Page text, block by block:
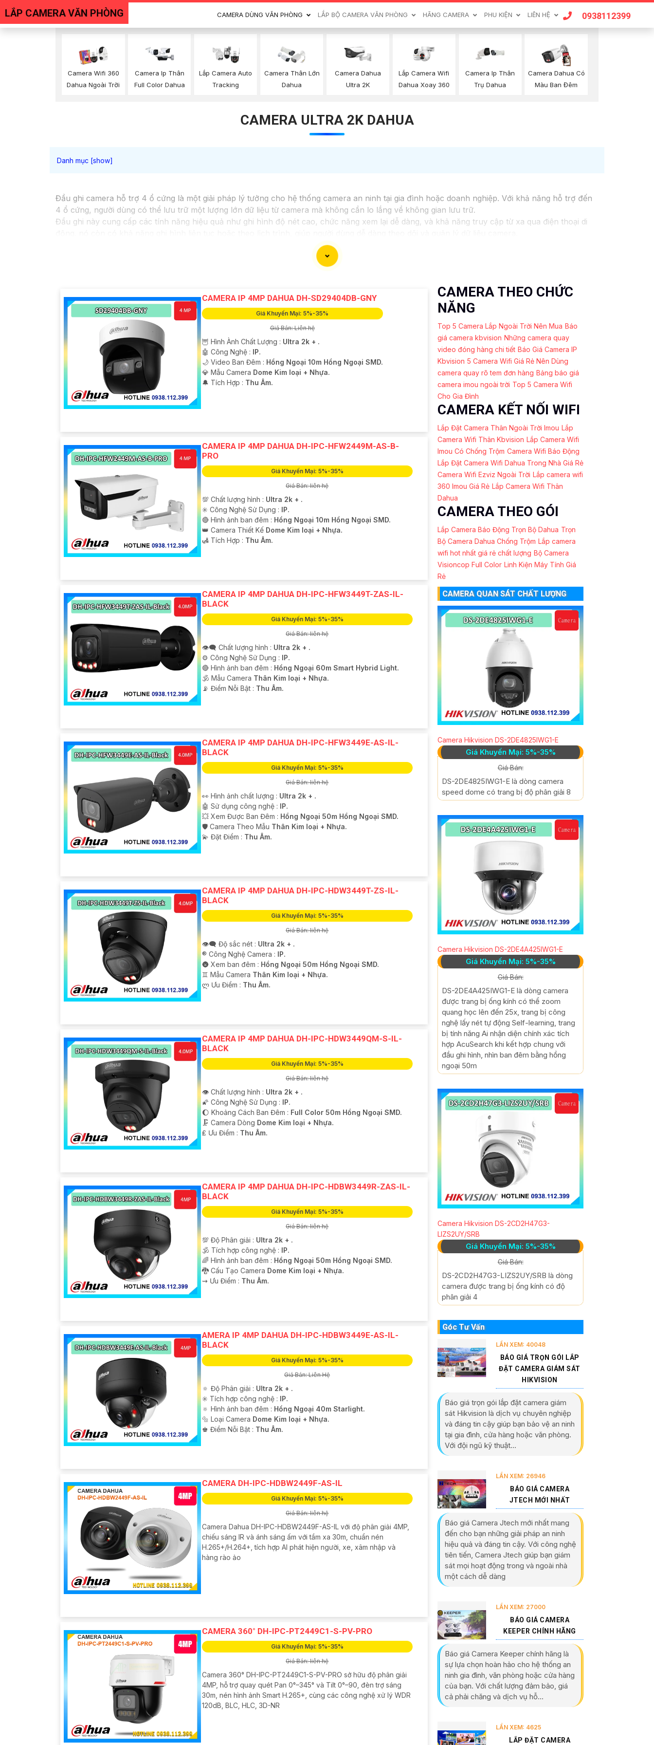
LẮP CAMERA VĂN PHÒNG CAMERA DÙNG VĂN PHÒNG LẮP BỘ CAMERA VĂN PHÒNG HÃNG CAMERA PHU KIỆN LIÊN HỆ 0938112399
Camera Wifi 360
Dahua Ngoài Trời
Camera Ip Thân
Full Color Dahua
Lắp Camera Auto
Tracking
Camera Thân Lớn
Dahua
Camera Dahua
Ultra 2K
Lắp Camera Wifi
Dahua Xoay 360
Camera Ip Thân
Trụ Dahua
Camera Dahua Có
Màu Ban Đêm
CAMERA ULTRA 2K DAHUA
Đầu ghi camera hỗ trợ 4 ổ cứng là một giải pháp lý tưởng cho hệ thống camera an ninh tại gia đình hoặc doanh nghiệp. Với khả năng hỗ trợ đến
4 ổ cứng, người dùng có thể lưu trữ một lượng lớn dữ liệu từ camera mà không cần lo lắng về không gian lưu trữ.
Đầu ghi này cung cấp các tính năng hiệu quả như ghi hình độ nét cao, chức năng xem lại dễ dàng, và khả năng truy cập từ xa qua điện thoại di
Với đầu ghi camera hỗ trợ 4 ổ cứng, bạn có thể yên tâm về việc bảo vệ tài sản và an ninh trong mọi tình huống, đồng thời tiết kiệm thời gian và
CAMERA IP 4MP DAHUA DH-SD29404DB-GNY
Giá Khuyến Mại: 5%-35%
Giá Bán: Liên hệ
🦉 Hình Ành Chất Lượng : Ultra 2k + .
🤖️ Công Nghệ : IP.
🌙 Video Ban Đêm : Hồng Ngoại 10m Hồng Ngoại SMD.
💎 Mẫu Camera Dome Kim loại + Nhựa.
️🔔 Tích Hợp : Thu Âm.
CAMERA IP 4MP DAHUA DH-IPC-HFW2449M-AS-B-
PRO
Giá Khuyến Mại: 5%-35%
Giá Bán: liên hệ
💯 Chất lượng hình : Ultra 2k + .
✳️ Công Nghệ Sử Dụng : IP.
🔴 Hình ảnh ban đêm : Hồng Ngoại 10m Hồng Ngoại SMD.
👑 Camera Thiết Kế Dome Kim loại + Nhựa.
️🛃 Tích Hợp : Thu Âm.
CAMERA IP 4MP DAHUA DH-IPC-HFW3449T-ZAS-IL-
BLACK
Giá Khuyến Mại: 5%-35%
Giá Bán: liên hệ
👁️‍🗨 Chất lượng hình : Ultra 2k + .
⚙ Công Nghệ Sử Dụng : IP.
🔴 Hình ảnh ban đêm : Hồng Ngoại 60m Smart Hybrid Light.
🕉️ Mẫu Camera Thân Kim loại + Nhựa.
️📡 Điểm Nỗi Bật : Thu Âm.
CAMERA IP 4MP DAHUA DH-IPC-HFW3449E-AS-IL-
BLACK
Giá Khuyến Mại: 5%-35%
Giá Bán: liên hệ
️
👀 Hình ảnh chất lượng : Ultra 2k + .
🤖️ Sử dụng công nghệ : IP.
💥 Xem Được Ban Đêm : Hồng Ngoại 50m Hồng Ngoại SMD.
🛡 Camera Theo Mẫu Thân Kim loại + Nhựa.
️💫 Đặt Điểm : Thu Âm.
CAMERA IP 4MP DAHUA DH-IPC-HDW3449T-ZS-IL-
BLACK
Giá Khuyến Mại: 5%-35%
Giá Bán: liên hệ
👁️‍🗨 Độ sắc nét : Ultra 2k + .
®️ Công Nghệ Camera : IP.
🌚 Xem ban đêm : Hồng Ngoại 50m Hồng Ngoại SMD.
♊ Mẫu Camera Thân Kim loại + Nhựa.
️ლ Ưu Điểm : Thu Âm.
CAMERA IP 4MP DAHUA DH-IPC-HDW3449QM-S-IL-
BLACK
Giá Khuyến Mại: 5%-35%
Giá Bán: liên hệ
👁 Chất lượng hình : Ultra 2k + .
🌠 Công Nghệ Sử Dụng : IP.
🌔 Khoảng Cách Ban Đêm : Full Color 50m Hồng Ngoại SMD.
🗜️ Camera Dòng Dome Kim loại + Nhựa.
️₤ Ưu Điểm : Thu Âm.
CAMERA IP 4MP DAHUA DH-IPC-HDBW3449R-ZAS-IL-
BLACK
Giá Khuyến Mại: 5%-35%
Giá Bán: liên hệ
💯 Độ Phân giải : Ultra 2k + .
🕉️ Tích hợp công nghệ : IP.
🌈 Hình ảnh ban đêm : Hồng Ngoại 50m Hồng Ngoại SMD.
🐉️ Cấu Tạo Camera Dome Kim loại + Nhựa.
️⇝ Ưu Điểm : Thu Âm.
AMERA IP 4MP DAHUA DH-IPC-HDBW3449E-AS-IL-
BLACK
Giá Khuyến Mại: 5%-35%
Giá Bán: Liên Hệ
🔅 Độ Phân giải : Ultra 2k + .
✳️ Tích hợp công nghệ : IP.
🔅 Hình ảnh ban đêm : Hồng Ngoại 40m Starlight.
🔩 Loại Camera Dome Kim loại + Nhựa.
️♚ Điểm Nỗi Bật : Thu Âm.
CAMERA DH-IPC-HDBW2449F-AS-IL
Giá Khuyến Mại: 5%-35%
Giá Bán: liên hệ
Camera Dahua DH-IPC-HDBW2449F-AS-IL với độ phân giải 4MP,
chiếu sáng IR và ánh sáng ấm với tầm xa 30m, chuẩn nén
H.265+/H.264+, tích hợp AI phát hiện người, xe, xâm nhập và
hàng rào ảo
CAMERA 360° DH-IPC-PT2449C1-S-PV-PRO
Giá Khuyến Mại: 5%-35%
Giá Bán: liên hệ
Camera 360° DH-IPC-PT2449C1-S-PV-PRO sở hữu độ phân giải
4MP, hỗ trợ quay quét Pan 0°–345° và Tilt 0°–90, đèn trợ sáng
30m, nén hình ảnh Smart H.265+, cùng các công nghệ xử lý WDR
120dB, BLC, HLC, 3D-NR
CAMERA THEO CHỨC
NĂNG
Top 5 Camera Lắp Ngoài Trời Nên Mua Báo
giá camera kbvision Những camera quay
video đóng hàng chi tiết Báo Giá Camera IP
Kbvision 5 Camera Wifi Giá Rẻ Nên Dùng
camera quay rõ tem đơn hàng Bảng báo giá
camera imou ngoài trời Top 5 Camera Wifi
Cho Gia Đình
CAMERA KẾT NỐI WIFI
Lắp Đặt Camera Thân Ngoài Trời Imou Lắp
Camera Wifi Thân Kbvision Lắp Camera Wifi
Imou Có Chống Trộm Camera Wifi Báo Động
Lắp Đặt Camera Wifi Dahua Trong Nhà Giá Rẻ
Camera Wifi Ezviz Ngoài Trời Lắp camera wifi
360 Imou Giá Rẻ Lắp Camera Wifi Thân
Dahua
CAMERA THEO GÓI
Lắp Camera Báo Động Trọn Bộ Dahua Trọn
Bộ Camera Dahua Chống Trộm Lắp camera
wifi hot nhất giá rẻ chất lượng Bộ Camera
Visioncop Full Color Linh Kiện Máy Tính Giá
Rẻ
CAMERA QUAN SÁT CHẤT LƯỢNG
Camera Hikvision DS-2DE4825IWG1-E
Giá Khuyến Mại: 5%-35%
Giá Bán:
DS-2DE4825IWG1-E là dòng camera
speed dome có trang bị độ phân giải 8
Camera Hikvision DS-2DE4A425IWG1-E
Giá Khuyến Mại: 5%-35%
Giá Bán:
DS-2DE4A425IWG1-E là dòng camera
được trang bị ống kính có thể zoom
quang học lên đến 25x, trang bị công
nghệ lấy nét tự động Self-learning, trang
bị tính năng Ai nhận diện chính xác tích
hợp AcuSearch khi kết hợp chung với
đầu ghi hình, nhìn ban đêm bằng hồng
ngoại 50m
Camera Hikvision DS-2CD2H47G3-
LIZS2UY/SRB
Giá Khuyến Mại: 5%-35%
Giá Bán:
DS-2CD2H47G3-LIZS2UY/SRB là dòng
camera được trang bị ống kính có độ
phân giải 4
Góc Tư Vấn
LẦN XEM: 40048
BÁO GIÁ TRỌN GÓI LẮP
ĐẶT CAMERA GIÁM SÁT
HIKVISION
Báo giá trọn gói lắp đặt camera giám
sát Hikvision là dịch vụ chuyên nghiệp
và đáng tin cậy giúp bạn bảo vệ an ninh
tại gia đình, cửa hàng hoặc văn phòng.
Với đội ngũ kỹ thuật...
LẦN XEM: 26946
BÁO GIÁ CAMERA
JTECH MỚI NHẤT
Báo giá Camera Jtech mới nhất mang
đến cho bạn những giải pháp an ninh
hiệu quả và đáng tin cậy. Với công nghệ
tiên tiến, Camera Jtech giúp bạn giám
sát mọi hoạt động trong và ngoài nhà
một cách dễ dàng
LẦN XEM: 27000
BÁO GIÁ CAMERA
KEEPER CHÍNH HÃNG
Báo giá Camera Keeper chính hãng là
sự lựa chọn hoàn hảo cho hệ thống an
ninh gia đình, văn phòng hoặc cửa hàng
của bạn. Với chất lượng đảm bảo, giá
cả phải chăng và dịch vụ hỗ...
LẦN XEM: 4625
LẮP ĐẶT CAMERA